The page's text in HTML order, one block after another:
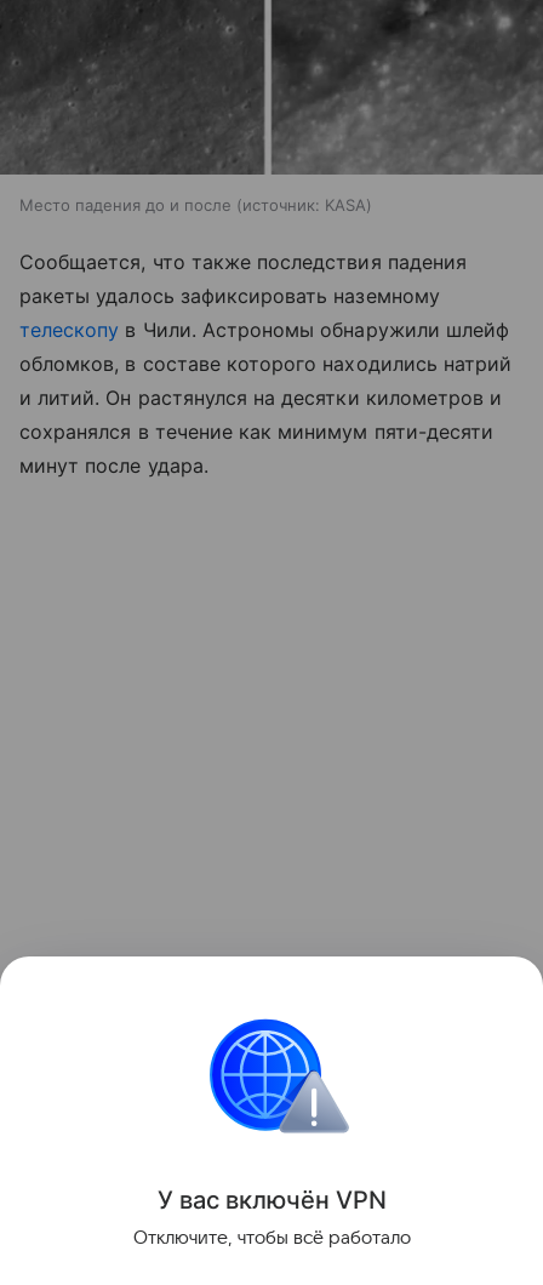
Место падения до и после источник: KASA
Сообщается, что также последствия падения
ракеты удалось зафиксировать наземному
телескопу в Чили. Астрономы обнаружили шлейф
обломков, в составе которого находились натрий
и литий. Он растянулся на десятки километров и
сохранялся в течение как минимум пяти-десяти
минут после удара.
материале
Поделиться
У вас включён VPN
Отключите, чтобы всё работало